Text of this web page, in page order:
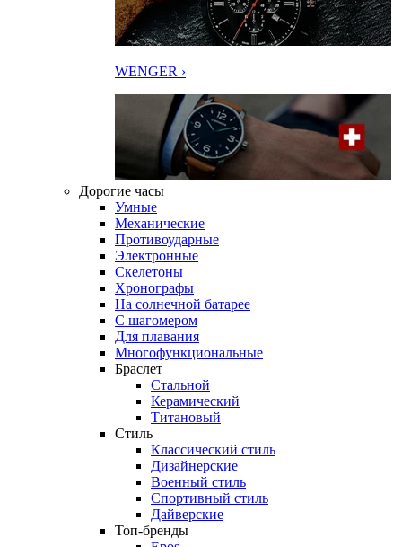
WENGER ›
Дорогие часы
Умные
Механические
Противоударные
Электронные
Скелетоны
Хронографы
На солнечной батарее
С шагомером
Для плавания
Многофункциональные
Браслет
Стальной
Керамический
Титановый
Стиль
Классический стиль
Дизайнерские
Военный стиль
Спортивный стиль
Дайверские
Топ-бренды